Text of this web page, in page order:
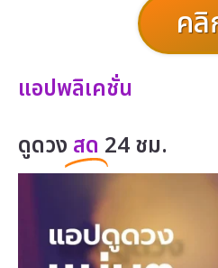
ค
แอปพลิเคชั่น
ดูดวง สด 24 ชม.